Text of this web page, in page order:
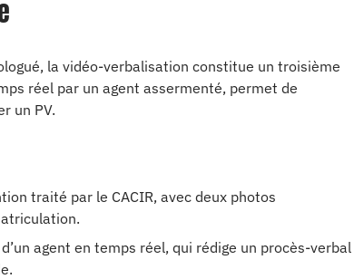
la vidéo-verbalisation constitue un troisième
réel par un agent assermenté, permet de
un PV.
traité par le CACIR, avec deux photos
agent en temps réel, qui rédige un procès-verbal